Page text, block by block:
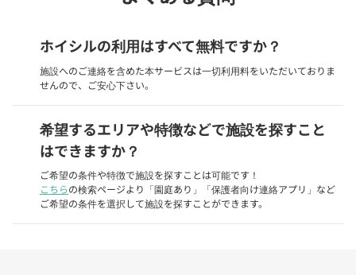
ホイシルの利用はすべて無料ですか？
施設へのご連絡を含めた本サービスは一切利用料をいただいておりま
せんので、ご安心下さい。
希望するエリアや特徴などで施設を探すこと
はできますか？
ご希望の条件や特徴で施設を探すことは可能です！
こちらの検索ページより「園庭あり」「保護者向け連絡アプリ」など
ご希望の条件を選択して施設を探すことができます。